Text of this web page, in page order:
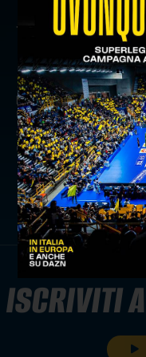
Tecnica 11.30-13.30
precedente:domani
rana verona
successivo:rana
dei biglietti
ISCRIVITI